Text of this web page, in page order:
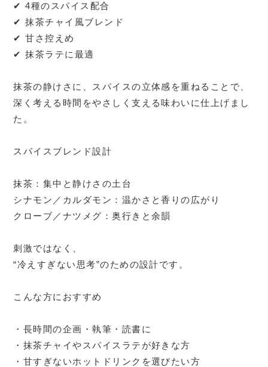
✔ 4種のスパイス配合
✔ 抹茶チャイ風ブレンド
✔ 甘さ控えめ
✔ 抹茶ラテに最適
抹茶の静けさに、スパイスの立体感を重ねることで、
深く考える時間をやさしく支える味わいに仕上げまし
た。
スパイスブレンド設計
抹茶：集中と静けさの土台
シナモン／カルダモン：温かさと香りの広がり
クローブ／ナツメグ：奥行きと余韻
刺激ではなく、
“冷えすぎない思考”のための設計です。
こんな方におすすめ
・長時間の企画・執筆・読書に
・抹茶チャイやスパイスラテが好きな方
・甘すぎないホットドリンクを選びたい方